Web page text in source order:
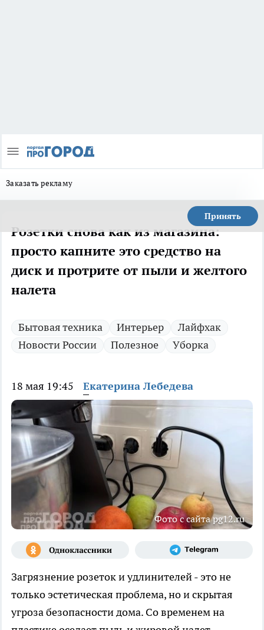
Заказать рекламу
Принять
Розетки снова как из магазина:
просто капните это средство на
диск и протрите от пыли и желтого
налета
Бытовая техника Интерьер
Лайфхак
Новости России
Полезное Уборка
18 мая 19:45 Екатерина Лебедева
Фото с сайта pg12.ru
Загрязнение розеток и удлинителей - это не
только эстетическая проблема, но и скрытая
угроза безопасности дома. Со временем на